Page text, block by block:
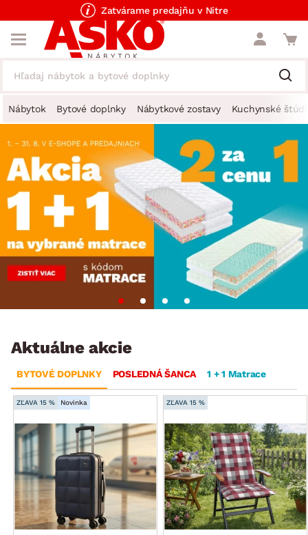
Zatvárame predajňu v Nitre
Nábytok Bytové doplnky Nábytkové zostavy Kuchynské
Aktuálne akcie
BYTOVÉ DOPLNKY POSLEDNÁ ŠANCA 1 + 1 Matrace
ZĽAVA 15 % Novinka ZĽAVA 15 %